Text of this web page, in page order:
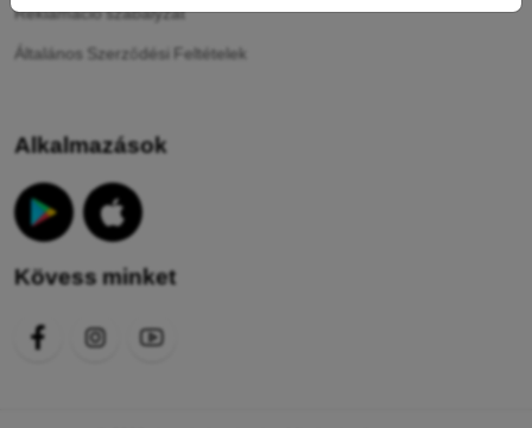
Reklamáció szabályzat
Általános Szerződési Feltételek
Alkalmazások
Kövess minket